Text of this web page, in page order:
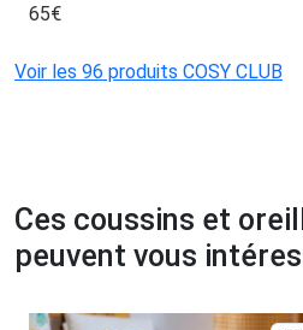
65€
Voir les 96 produits COSY CLUB
Ces coussins et
peuvent vous